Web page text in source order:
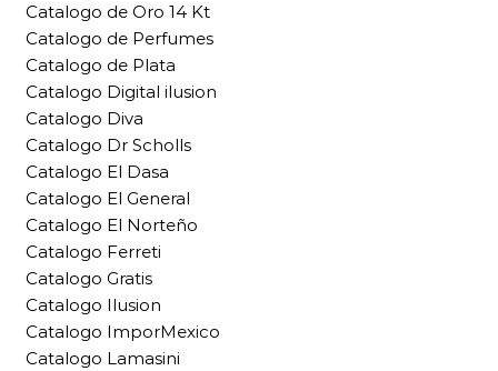
Catalogo de Oro 14 Kt
Catalogo de Perfumes
Catalogo de Plata
Catalogo Digital ilusion
Catalogo Diva
Catalogo Dr Scholls
Catalogo El Dasa
Catalogo El General
Catalogo El Norteño
Catalogo Ferreti
Catalogo Gratis
Catalogo Ilusion
Catalogo ImporMexico
Catalogo Lamasini